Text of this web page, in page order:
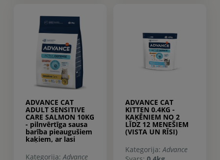
ADVANCE CAT
ADULT SENSITIVE
CARE SALMON 10KG
- pilnvērtīga sausa
barība pieaugušiem
kaķiem, ar lasi
Kategorija:Advance
ADVANCE CAT
KITTEN 0.4KG -
КAĶĒNIEM NO 2
LĪDZ 12 MENEŠIEM
(VISTA UN RĪSI)
Kategorija:Advance